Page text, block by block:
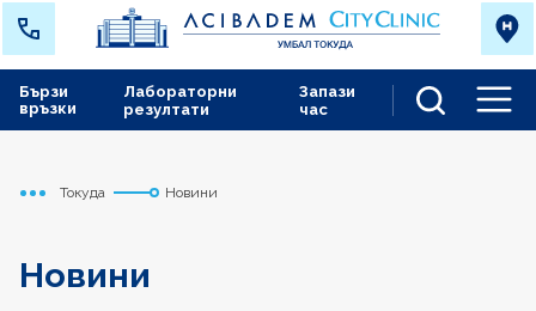
Лабораторни
резултати
Запази
час
Бързи
връзки
Начало
Токуда Новини
Новини